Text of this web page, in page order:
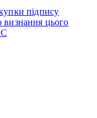
підпису
визнання цього